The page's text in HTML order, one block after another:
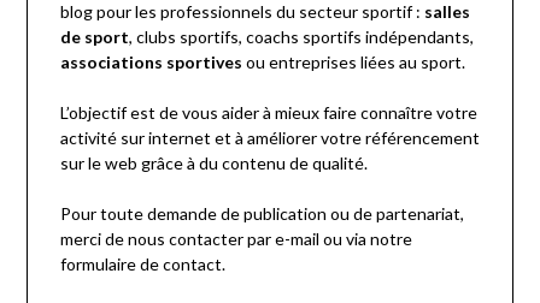
blog pour les professionnels du secteur sportif : salles
de sport, clubs sportifs, coachs sportifs indépendants,
associations sportives ou entreprises liées au sport.
L’objectif est de vous aider à mieux faire connaître votre
activité sur internet et à améliorer votre référencement
sur le web grâce à du contenu de qualité.
Pour toute demande de publication ou de partenariat,
merci de nous contacter par e-mail ou via notre
formulaire de contact.